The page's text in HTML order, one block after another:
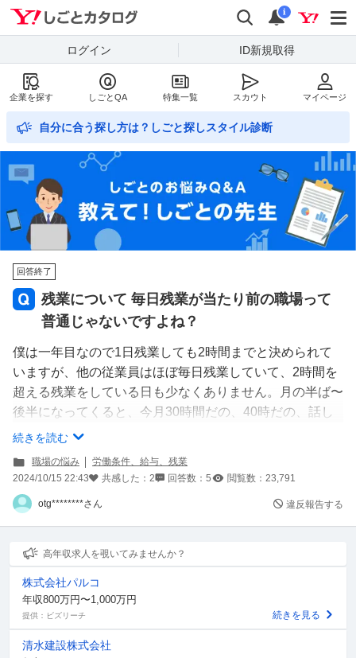
Yahoo!しごとカタログ
検索
通知
i
ログイン ID新規取得
企業を探す しごとQA 特集一覧 スカウト マイページ
自分に合う探し方は？しごと探しスタイル診断
回答終了
残業について 毎日残業が当たり前の職場って
普通じゃないですよね？
僕は一年目なので1日残業しても2時間までと決められて
いますが、他の従業員はほぼ毎日残業していて、2時間を
超える残業をしている日も少なくありません。月の半ば〜
後半になってくると、今月30時間だの、40時だの、話し
ています。僕が定時で帰ろうとしたら「もう帰んの？」と
えています。人手不足の業界なので仕方ない部分はあるか
もしれませんが、どう思いますか？
続きを読む
職場の悩み
労働条件、給与、残業
2024/10/15 22:43
共感した： 2 回答数： 5 閲覧数： 23,791
otg********さん 違反報告する
高年収求人を覗いてみませんか？
株式会社パルコ
年収800万円〜1,000万円
提供：ビズリーチ 続きを見る
清水建設株式会社